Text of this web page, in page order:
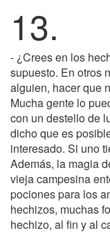
13.
- ¿Crees en los
supuesto. En otros
alguien, hacer que
Mucha gente lo
con un destello de
dicho que es
interesado. Si uno
Además, la magia
vieja campesina
pociones para los
hechizos, muchas
hechizo, al fin y al